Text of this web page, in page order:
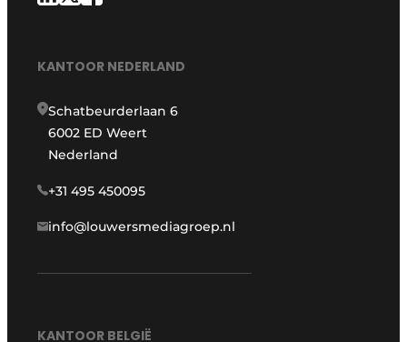
KANTOOR NEDERLAND
Schatbeurderlaan 6
6002 ED Weert
Nederland
+31 495 450095
info@louwersmediagroep.nl
KANTOOR BELGIË